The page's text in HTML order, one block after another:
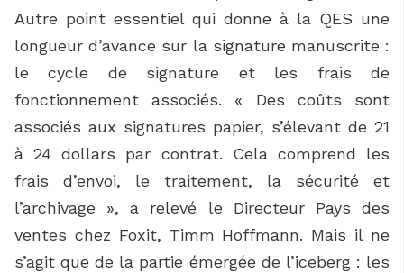
Autre point essentiel qui donne à la QES une
longueur d’avance sur la signature manuscrite :
le cycle de signature et les frais de
fonctionnement associés. « Des coûts sont
associés aux signatures papier, s’élevant de 21
à 24 dollars par contrat. Cela comprend les
frais d’envoi, le traitement, la sécurité et
l’archivage », a relevé le Directeur Pays des
ventes chez Foxit, Timm Hoffmann. Mais il ne
s’agit que de la partie émergée de l’iceberg : les